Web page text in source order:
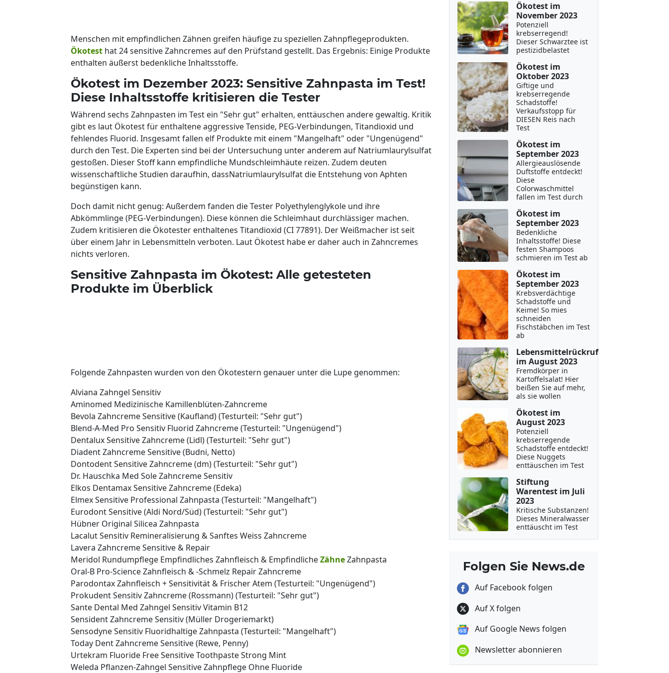
Menschen mit empfindlichen Zähnen greifen häufige zu speziellen Zahnpflegeprodukten.
Ökotest hat 24 sensitive Zahncremes auf den Prüfstand gestellt. Das Ergebnis: Einige Produkte
enthalten äußerst bedenkliche Inhaltsstoffe.
Ökotest im Dezember 2023: Sensitive Zahnpasta im Test!
Diese Inhaltsstoffe kritisieren die Tester
Während sechs Zahnpasten im Test ein "Sehr gut" erhalten, enttäuschen andere gewaltig. Kritik
gibt es laut Ökotest für enthaltene aggressive Tenside, PEG-Verbindungen, Titandioxid und
fehlendes Fluorid. Insgesamt fallen elf Produkte mit einem "Mangelhaft" oder "Ungenügend"
durch den Test. Die Experten sind bei der Untersuchung unter anderem auf Natriumlaurylsulfat
gestoßen. Dieser Stoff kann empfindliche Mundschleimhäute reizen. Zudem deuten
wissenschaftliche Studien daraufhin, dassNatriumlaurylsulfat die Entstehung von Aphten
begünstigen kann.
Doch damit nicht genug: Außerdem fanden die Tester Polyethylenglykole und ihre
Abkömmlinge (PEG-Verbindungen). Diese können die Schleimhaut durchlässiger machen.
Zudem kritisieren die Ökotester enthaltenes Titandioxid (CI 77891). Der Weißmacher ist seit
über einem Jahr in Lebensmitteln verboten. Laut Ökotest habe er daher auch in Zahncremes
nichts verloren.
Sensitive Zahnpasta im Ökotest: Alle getesteten
Produkte im Überblick
Folgende Zahnpasten wurden von den Ökotestern genauer unter die Lupe genommen:
Alviana Zahngel Sensitiv
Aminomed Medizinische Kamillenblüten-Zahncreme
Bevola Zahncreme Sensitive (Kaufland) (Testurteil: "Sehr gut")
Blend-A-Med Pro Sensitiv Fluorid Zahncreme (Testurteil: "Ungenügend")
Dentalux Sensitive Zahncreme (Lidl) (Testurteil: "Sehr gut")
Diadent Zahncreme Sensitive (Budni, Netto)
Dontodent Sensitive Zahncreme (dm) (Testurteil: "Sehr gut")
Dr. Hauschka Med Sole Zahncreme Sensitiv
Elkos Dentamax Sensitive Zahncreme (Edeka)
Elmex Sensitive Professional Zahnpasta (Testurteil: "Mangelhaft")
Eurodont Sensitive (Aldi Nord/Süd) (Testurteil: "Sehr gut")
Hübner Original Silicea Zahnpasta
Lacalut Sensitiv Remineralisierung & Sanftes Weiss Zahncreme
Lavera Zahncreme Sensitive & Repair
Meridol Rundumpflege Empfindliches Zahnfleisch & EmpfindlicheZähneZahnpasta
Oral-B Pro-Science Zahnfleisch & -Schmelz Repair Zahncreme
Parodontax Zahnfleisch + Sensitivität & Frischer Atem (Testurteil: "Ungenügend")
Prokudent Sensitiv Zahncreme (Rossmann) (Testurteil: "Sehr gut")
Sante Dental Med Zahngel Sensitiv Vitamin B12
Sensident Zahncreme Sensitiv (Müller Drogeriemarkt)
Sensodyne Sensitiv Fluoridhaltige Zahnpasta (Testurteil: "Mangelhaft")
Today Dent Zahncreme Sensitive (Rewe, Penny)
Urtekram Fluoride Free Sensitive Toothpaste Strong Mint
Weleda Pflanzen-Zahngel Sensitive Zahnpflege Ohne Fluoride
Ökotest im
November 2023
Potenziell
krebserregend!
Dieser Schwarztee ist
pestizidbelastet
Ökotest im
Oktober 2023
Giftige und
krebserregende
Schadstoffe!
Verkaufsstopp für
DIESEN Reis nach
Test
Ökotest im
September 2023
Allergieauslösende
Duftstoffe entdeckt!
Diese
Colorwaschmittel
fallen im Test durch
Ökotest im
September 2023
Bedenkliche
Inhaltsstoffe! Diese
festen Shampoos
schmieren im Test ab
Ökotest im
September 2023
Krebsverdächtige
Schadstoffe und
Keime! So mies
schneiden
Fischstäbchen im Test
ab
Lebensmittelrückruf
im August 2023
Fremdkörper in
Kartoffelsalat! Hier
beißen Sie auf mehr,
als sie wollen
Ökotest im
August 2023
Potenziell
krebserregende
Schadstoffe entdeckt!
Diese Nuggets
enttäuschen im Test
Stiftung
Warentest im Juli
2023
Kritische Substanzen!
Dieses Mineralwasser
enttäuscht im Test
Folgen Sie News.de
Auf Facebook folgen
Auf X folgen
Auf Google News folgen
Newsletter abonnieren